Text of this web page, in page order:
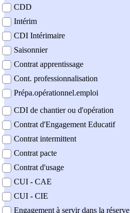
CDD
Intérim
CDI Intérimaire
Saisonnier
Contrat apprentissage
Cont. professionnalisation
Prépa.opérationnel.emploi
CDI de chantier ou d'opération
Contrat d'Engagement Educatif
Contrat intermittent
Contrat pacte
Contrat d'usage
CUI - CAE
CUI - CIE
Engagement à servir dans la réserve